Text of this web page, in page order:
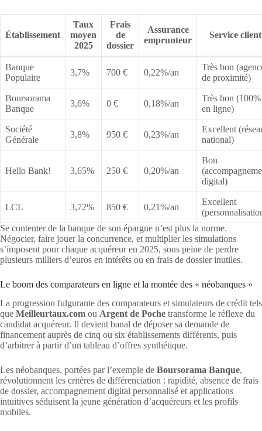
Établissement
Taux
moyen
2025
Frais
de
dossier
Assurance
emprunteur
Service client
Banque
Populaire
3,7% 700 € 0,22%/an
Très bon
de proximité)
Boursorama
Banque
3,6% 0 € 0,18%/an
Très bon (100%
en ligne)
Société
Générale
3,8% 950 € 0,23%/an
Excellent
national)
Hello Bank! 3,65% 250 € 0,20%/an
Bon
digital)
LCL 3,72% 850 € 0,21%/an
Excellent
Se contenter de la banque de son épargne n’est plus la norme.
Négocier, faire jouer la concurrence, et multiplier les simulations
s’imposent pour chaque acquéreur en 2025, sous peine de perdre
plusieurs milliers d’euros en intérêts ou en frais de dossier inutiles.
Le boom des comparateurs en ligne et la montée des « néobanques »
La progression fulgurante des comparateurs et simulateurs de crédit tels
que Meilleurtaux.com ou Argent de Poche transforme le réflexe du
candidat acquéreur. Il devient banal de déposer sa demande de
financement auprès de cinq ou six établissements différents, puis
d’arbitrer à partir d’un tableau d’offres synthétique.
Les néobanques, portées par l’exemple de Boursorama Banque,
révolutionnent les critères de différenciation : rapidité, absence de frais
de dossier, accompagnement digital personnalisé et applications
intuitives séduisent la jeune génération d’acquéreurs et les profils
mobiles.